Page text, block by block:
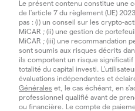
Le présent contenu constitue une
de l'article 7 du règlement (UE)
pas : (i) un conseil sur les crypto-
MiCAR ; (ii) une gestion de
MiCAR ; (iii) une recommandation
sont soumis aux risques décrits
ils comportent un risque significatif
totalité du capital investi.
évaluations indépendantes et
Générales et, le cas échéant, en
professionnel qualifié avant de
ou financière. Le compte de